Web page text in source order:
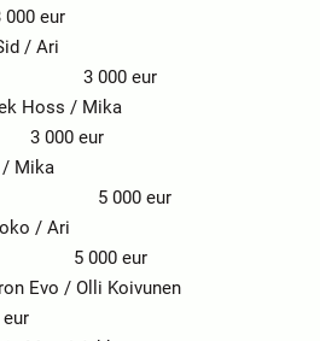
eur
/ Ari
000 eur
/ Mika
eur
eur
/ Ari
000 eur
/ Olli Koivunen